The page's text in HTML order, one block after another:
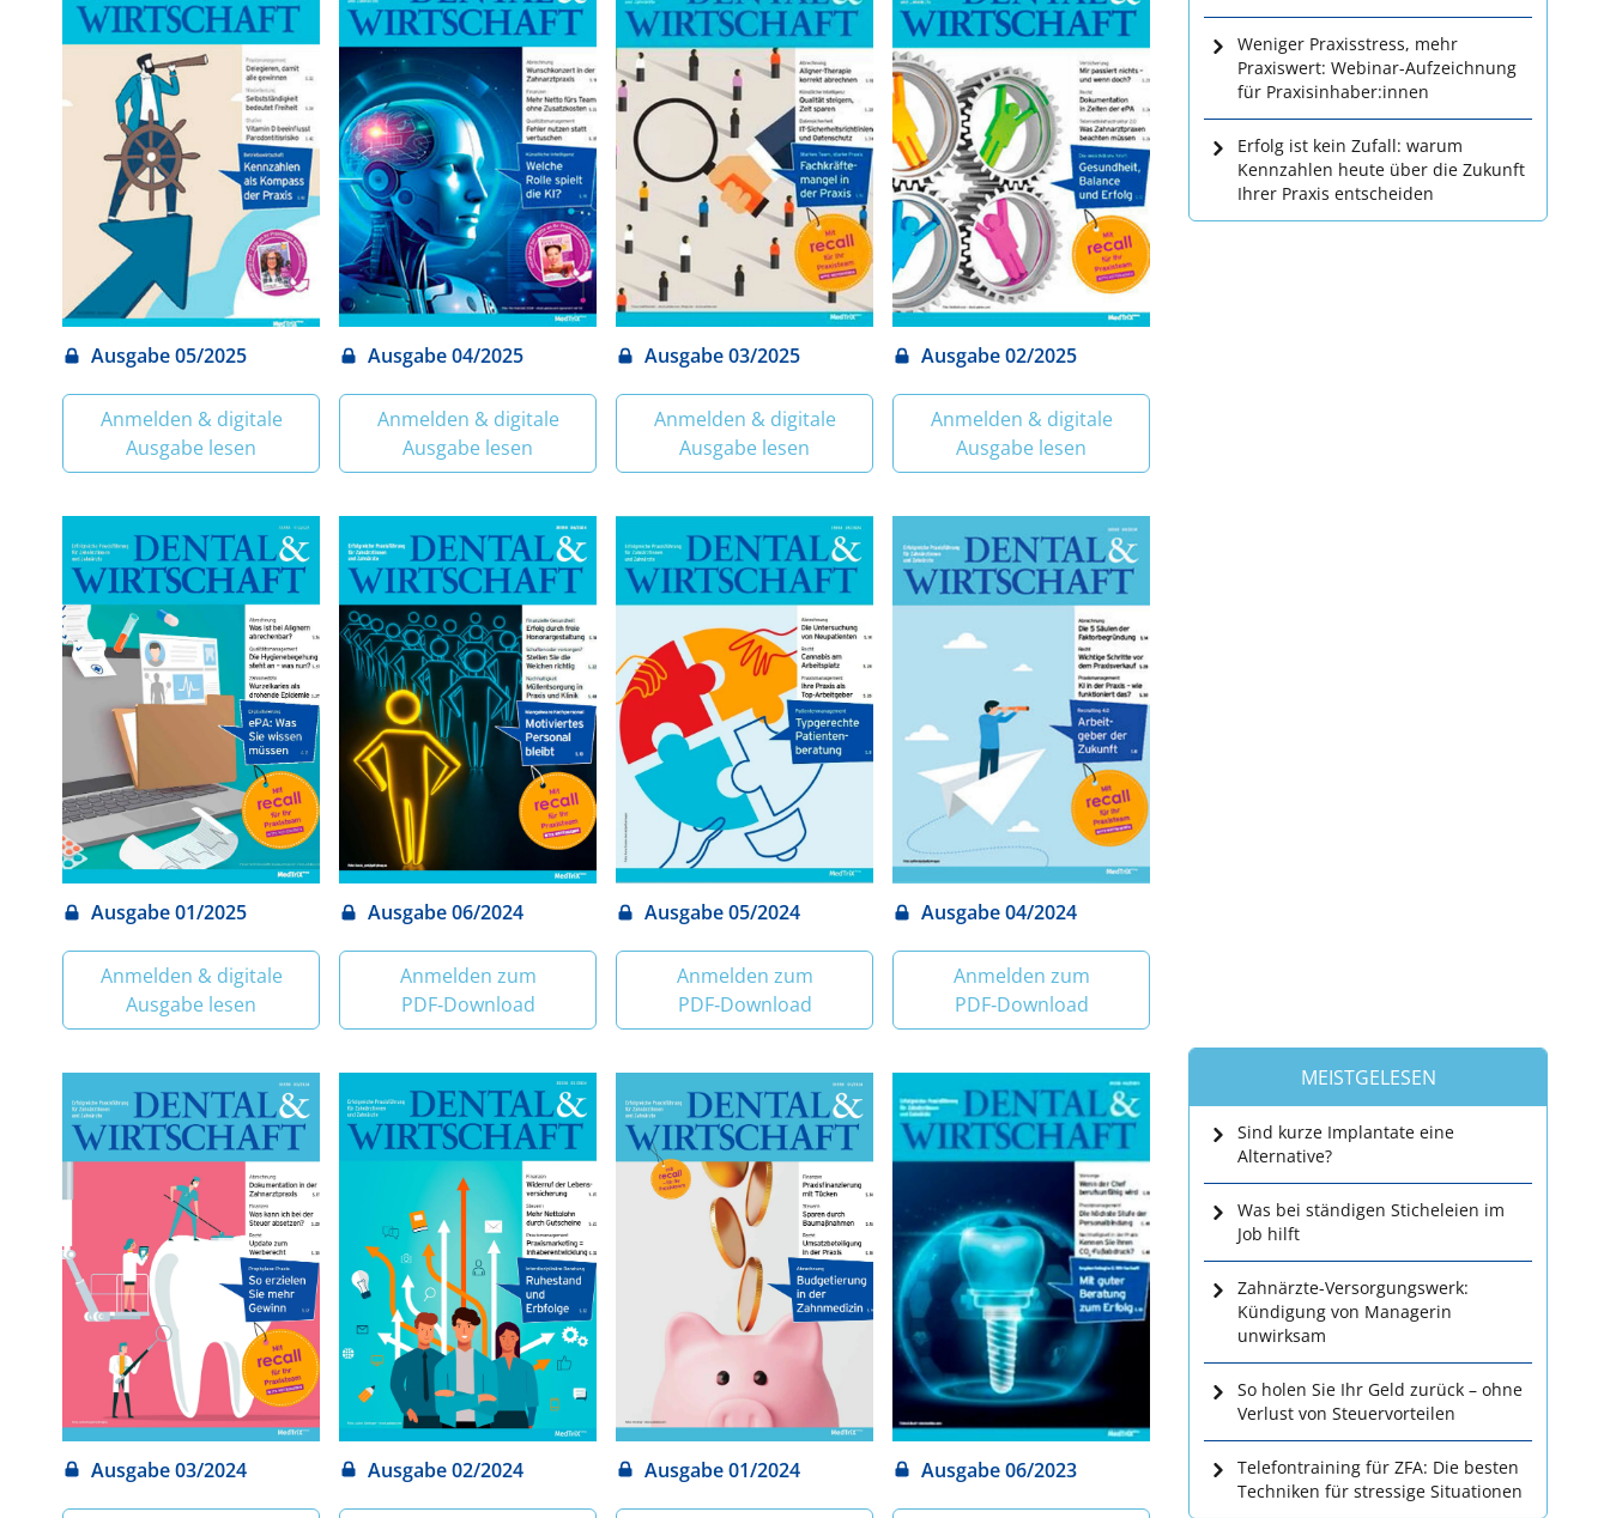
Ausgabe 05/2025
Anmelden & digitale
Ausgabe lesen
Ausgabe 04/2025
Anmelden & digitale
Ausgabe lesen
Ausgabe 03/2025
Anmelden & digitale
Ausgabe lesen
Ausgabe 02/2025
Anmelden & digitale
Ausgabe lesen
Ausgabe 01/2025
Anmelden & digitale
Ausgabe lesen
Ausgabe 06/2024
Anmelden zum
PDF‑Download
Ausgabe 05/2024
Anmelden zum
PDF‑Download
Ausgabe 04/2024
Anmelden zum
PDF‑Download
Ausgabe 03/2024 Ausgabe 02/2024 Ausgabe 01/2024 Ausgabe 06/2023
Weniger Praxisstress, mehr
Praxiswert: Webinar-Aufzeichnung
für Praxisinhaber:innen
Erfolg ist kein Zufall: warum
Kennzahlen heute über die Zukunft
Ihrer Praxis entscheiden
MEISTGELESEN
Sind kurze Implantate eine
Alternative?
Was bei ständigen Sticheleien im
Job hilft
Zahnärzte-Versorgungswerk:
Kündigung von Managerin
unwirksam
So holen Sie Ihr Geld zurück – ohne
Verlust von Steuervorteilen
Telefontraining für ZFA: Die besten
Techniken für stressige Situationen